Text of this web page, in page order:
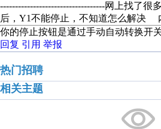
-----------------------------------网上找了
后，Y1不能停止，不知道怎么解决
你的停止按钮是通过手动自动转换开
回复 引用 举报
热门招聘
相关主题